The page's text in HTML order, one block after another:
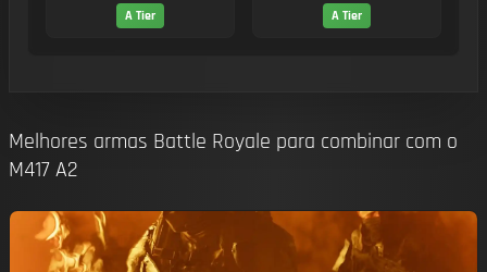
A Tier A Tier
Melhores armas Battle Royale para combinar com o
M417 A2